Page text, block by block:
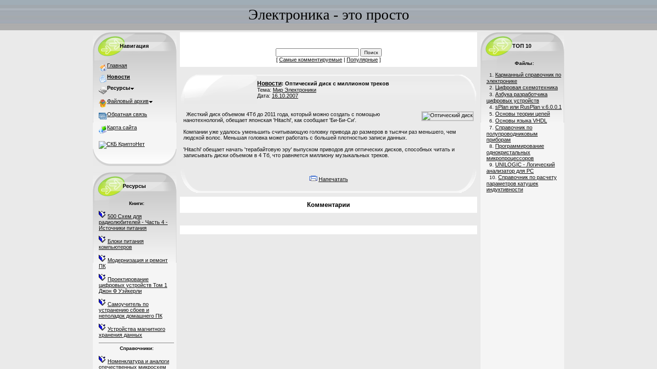
Электроника - это просто
Навигация
Главная
Новости
Ресурсы
Файловый архив
Обратная связь
Карта сайта
Ресурсы
Книги:
500 Схем для
радиолюбителей - Часть 4 -
Источники питания
Блоки питания
компьютеров
Модернизация и ремонт
ПК
Проектирование
цифровых устройств Том 1
Джон Ф Уэйкерли
Самоучитель по
устранению сбоев и
неполадок домашнего ПК
Устройства магнитного
хранения данных
Справочники:
Номенклатура и аналоги
отечественных микросхем
[ Самые комментируемые | Популярные ]
Новости: Оптический диск с миллионом треков
Тема: Мир Электроники
Дата: 16.10.2007
Жесткий диск объемом 4Тб до 2011 года, который можно создать с помощью
нанотехнологий, обещает японская 'Hitachi', как сообщает 'Би-Би-Си'.
Компании уже удалось уменьшить считывающую головку привода до размеров в тысячи раз меньшего, чем
людской волос. Меньшая головка может работать с большей плотностью записи данных.
'Hitachi' обещает начать 'терабайтовую эру' выпуском приводов для оптических дисков, способных читать и
записывать диски объемом в 4 Тб, что равняется миллиону музыкальных треков.
Напечатать
Комментарии
ТОП 10
Файлы:
1. Карманный справочник по
электронике
2. Цифровая схемотехника
3. Азбука разработчика
цифровых устройств
4. sPlan или RusPlan v.6.0.0.1
5. Основы теории цепей
6. Основы языка VHDL
7. Справочник по
полупроводниковым
приборам
8. Программирование
однокристальных
микропроцессоров
9. UNILOGIC - Логический
анализатор для PC
10. Справочник по расчету
параметров катушек
индуктивности